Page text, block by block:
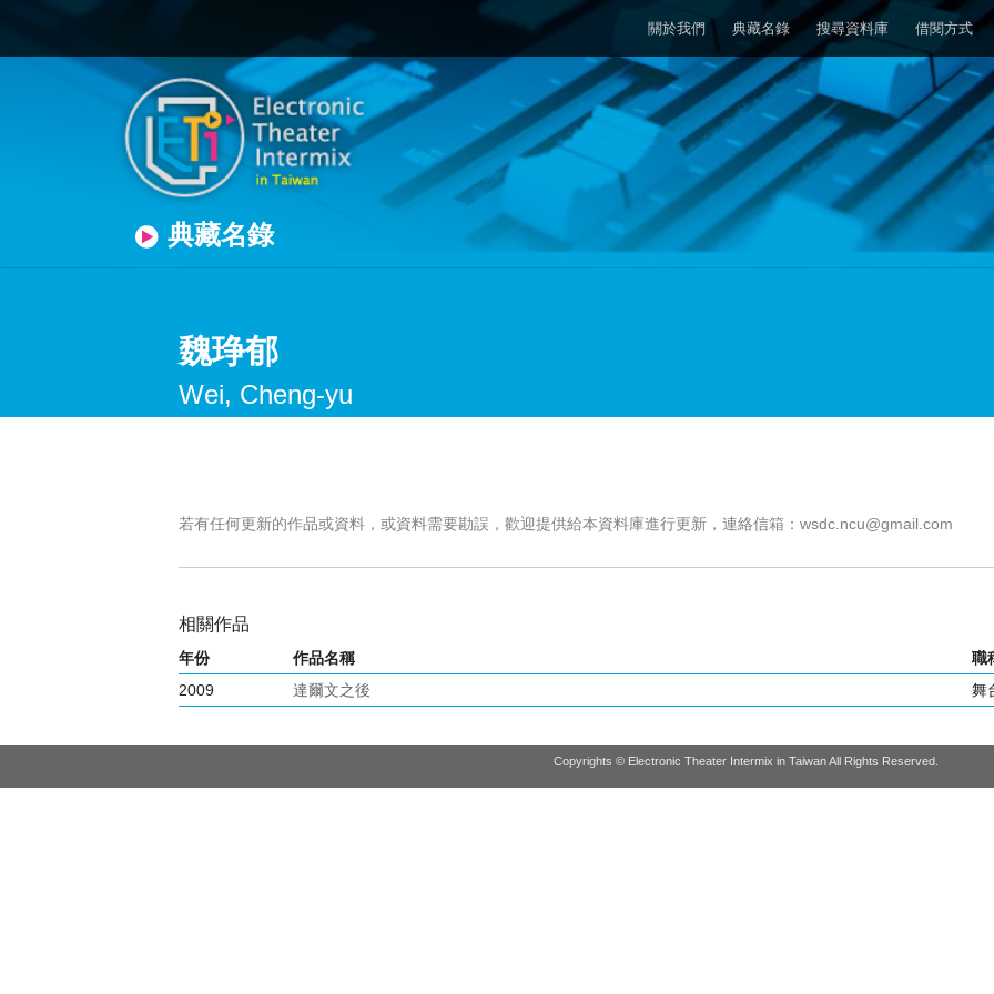
關於我們 典藏名錄 搜尋資料庫 借閱方式
典藏名錄
魏琤郁
Wei, Cheng-yu
若有任何更新的作品或資料，或資料需要勘誤，歡迎提供給本資料庫進行更新，連絡信箱：wsdc.ncu@gmail.com
相關作品
年份 作品名稱
職
2009
達爾文之後 舞
Copyrights © Electronic Theater Intermix in Taiwan All Rights Reserved.